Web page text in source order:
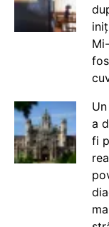
a
fi